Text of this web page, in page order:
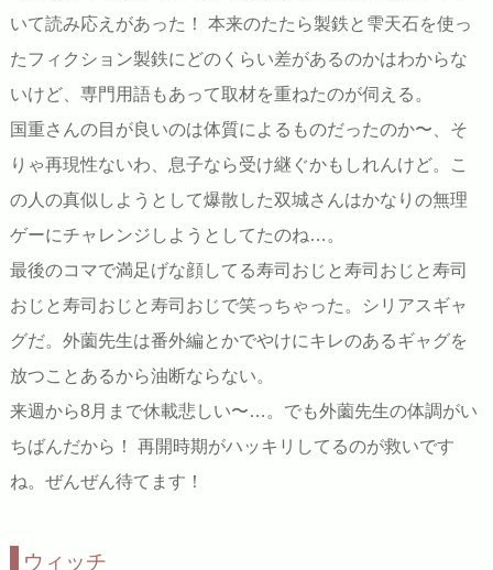
いて読み応えがあった！ 本来のたたら製鉄と雫天石を使っ
たフィクション製鉄にどのくらい差があるのかはわからな
いけど、専門用語もあって取材を重ねたのが伺える。
国重さんの目が良いのは体質によるものだったのか〜、そ
りゃ再現性ないわ、息子なら受け継ぐかもしれんけど。こ
の人の真似しようとして爆散した双城さんはかなりの無理
ゲーにチャレンジしようとしてたのね…。
最後のコマで満足げな顔してる寿司おじと寿司おじと寿司
おじと寿司おじと寿司おじで笑っちゃった。シリアスギャ
グだ。外薗先生は番外編とかでやけにキレのあるギャグを
放つことあるから油断ならない。
来週から8月まで休載悲しい〜…。でも外薗先生の体調がい
ちばんだから！ 再開時期がハッキリしてるのが救いです
ね。ぜんぜん待てます！
ウィッチ